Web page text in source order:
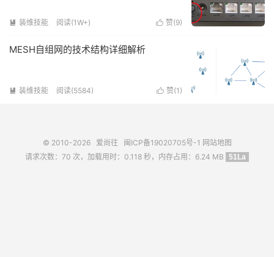
 赞(9)
 装维技能 阅读(1W+)
MESH自组网的技术结构详细解析
 赞(1 )
 装维技能 阅读(5584)
© 2010-2026 爱尚往 闽ICP备19020705号-1 网站地图
请求次数：70 次，加载用时：0.118 秒，内存占用：6.24 MB
51La